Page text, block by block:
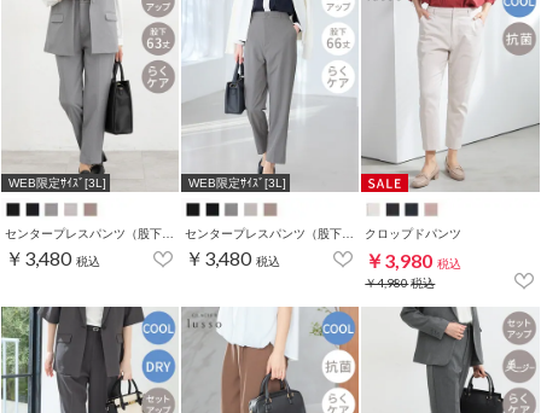
WEB限定ｻｲｽﾞ[3L]
センタープレスパンツ（股下６３ｃｍ）
￥3,480 税込
WEB限定ｻｲｽﾞ[3L]
センタープレスパンツ（股下６６ｃｍ）
￥3,480 税込
クロップドパンツ
￥3,980 税込
￥4,980税込